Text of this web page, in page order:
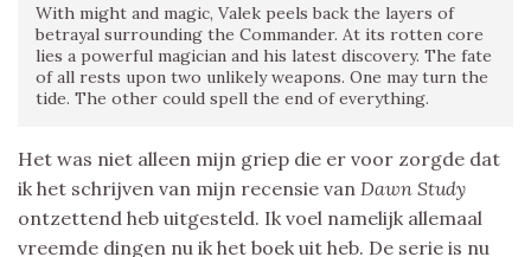
With might and magic, Valek peels back the layers of
betrayal surrounding the Commander. At its rotten core
lies a powerful magician and his latest discovery. The fate
of all rests upon two unlikely weapons. One may turn the
tide. The other could spell the end of everything.
Het was niet alleen mijn griep die er voor zorgde dat
ik het schrijven van mijn recensie van Dawn Study
ontzettend heb uitgesteld. Ik voel namelijk allemaal
vreemde dingen nu ik het boek uit heb. De serie is nu